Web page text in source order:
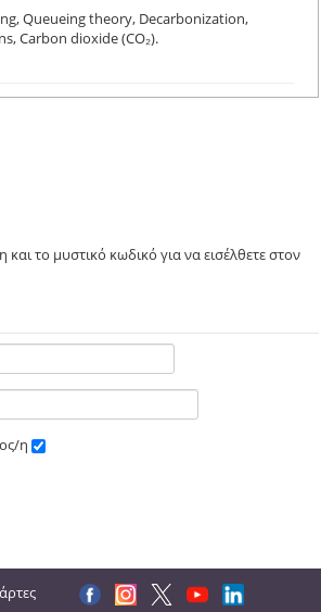
Queueing theory, Decarbonization,
Carbon dioxide (CO₂).
το μυστικό κωδικό για να εισέλθετε στον
η